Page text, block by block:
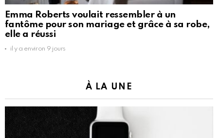
Emma Roberts voulait ressembler à un
fantôme pour son mariage et grâce à sa robe,
elle a réussi
il y a environ 9 jours
À LA UNE